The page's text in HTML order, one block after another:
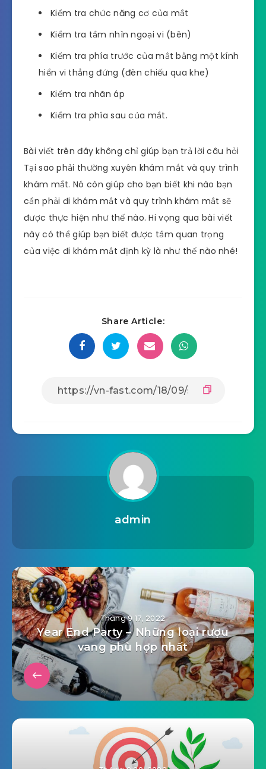
Kiểm tra chức năng cơ của mắt
Kiểm tra tầm nhìn ngoại vi (bên)
Kiểm tra phía trước của mắt bằng một kính
hiển vi thẳng đứng (đèn chiếu qua khe)
Kiểm tra nhãn áp
Kiểm tra phía sau của mắt.
Bài viết trên đây không chỉ giúp bạn trả lời câu hỏi
Tại sao phải thường xuyên khám mắt và quy trình
khám mắt. Nó còn giúp cho bạn biết khi nào bạn
cần phải đi khám mắt và quy trình khám mắt sẽ
được thực hiện như thế nào. Hi vọng qua bài viết
này có thể giúp bạn biết được tầm quan trọng
của việc đi khám mắt định kỳ là như thế nào nhé!
Share Article:
admin
Tháng 9 17, 2022
Year End Party – Những loại rượu
vang phù hợp nhất